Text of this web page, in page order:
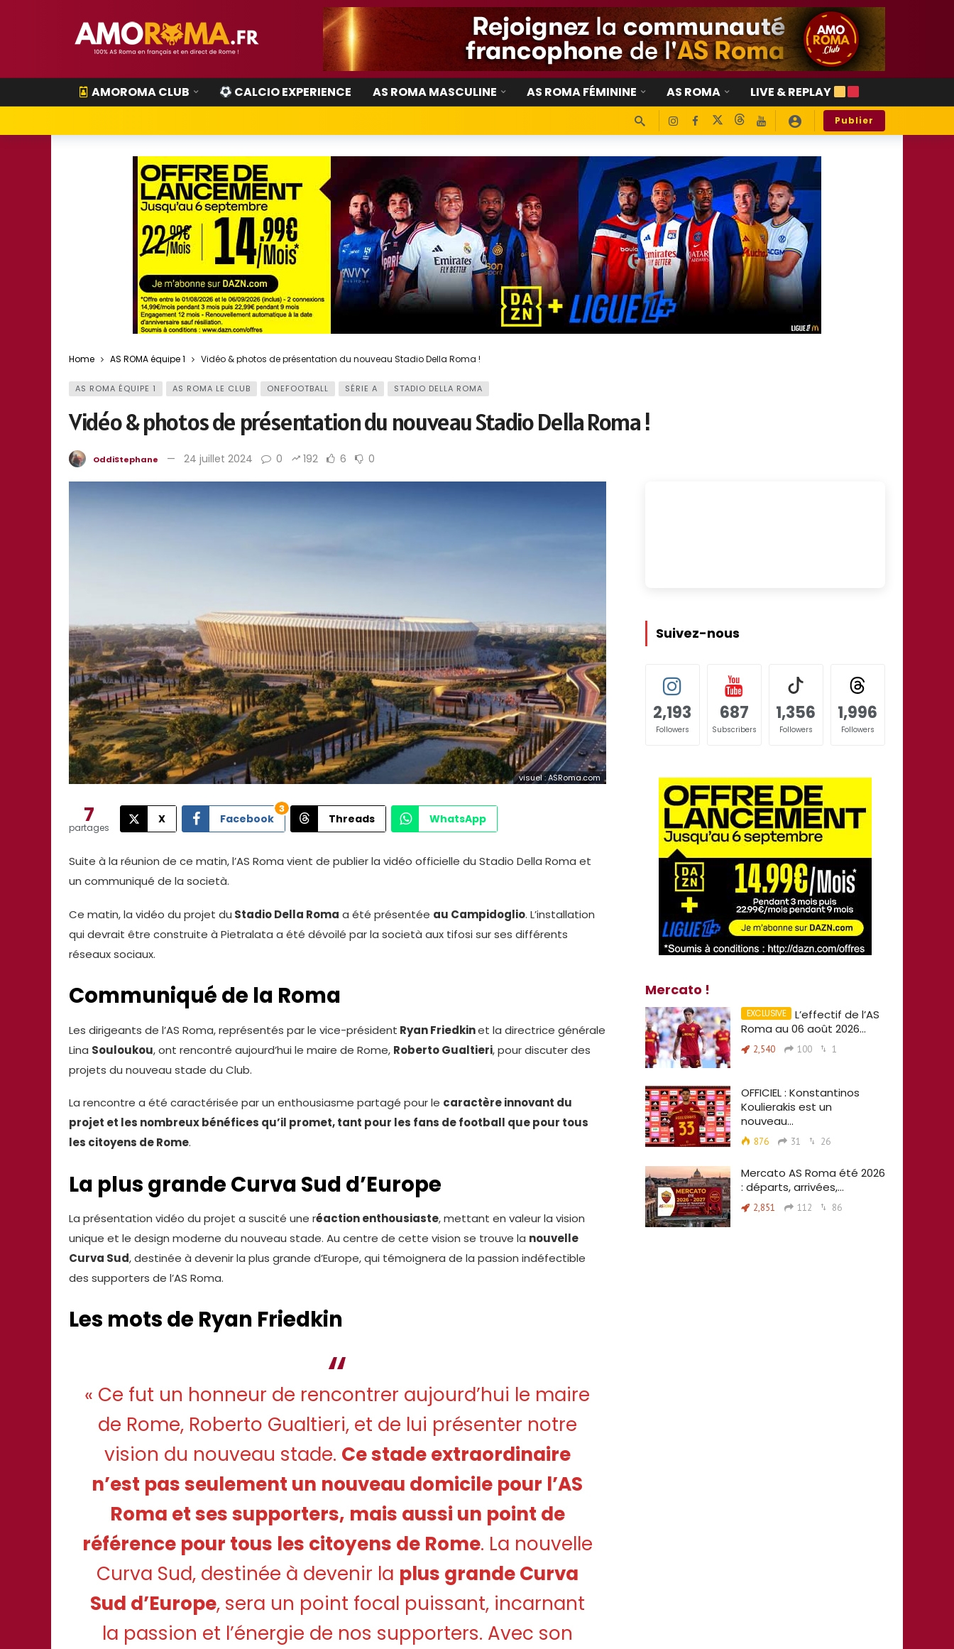
AMOROMA CLUB CALCIO EXPERIENCE AS ROMA MASCULINE AS ROMA FÉMININE AS ROMA LIVE & REPLAY
Publier
Home AS ROMA équipe 1 Vidéo & photos de présentation du nouveau Stadio Della Roma !
AS ROMA ÉQUIPE 1 AS ROMA LE CLUB ONEFOOTBALL SÉRIE A STADIO DELLA ROMA
Vidéo & photos de présentation du nouveau Stadio Della Roma !
OddiStephane 24 juillet 2024 0 192 6 0
visuel : ASRoma.com
7
partages
X Facebook
3
Threads WhatsApp
Suite à la réunion de ce matin, l’AS Roma vient de publier la vidéo officielle du Stadio Della Roma et
un communiqué de la società.
Ce matin, la vidéo du projet du Stadio Della Roma a été présentée au Campidoglio. L’installation
qui devrait être construite à Pietralata a été dévoilé par la società aux tifosi sur ses différents
réseaux sociaux.
Communiqué de la Roma
Les dirigeants de l’AS Roma, représentés par le vice-président Ryan Friedkinet la directrice générale
Lina Souloukou, ont rencontré aujourd’hui le maire de Rome, Roberto Gualtieri, pour discuter des
projets du nouveau stade du Club.
La rencontre a été caractérisée par un enthousiasme partagé pour le caractère innovant du
projet et les nombreux bénéfices qu’il promet, tant pour les fans de football que pour tous
les citoyens de Rome.
La plus grande Curva Sud d’Europe
La présentation vidéo du projet a suscité une réaction enthousiaste, mettant en valeur la vision
unique et le design moderne du nouveau stade. Au centre de cette vision se trouve la nouvelle
Curva Sud, destinée à devenir la plus grande d’Europe, qui témoignera de la passion indéfectible
des supporters de l’AS Roma.
Les mots de Ryan Friedkin
« Ce fut un honneur de rencontrer aujourd’hui le maire
de Rome, Roberto Gualtieri, et de lui présenter notre
vision du nouveau stade. Ce stade extraordinaire
n’est pas seulement un nouveau domicile pour l’AS
Roma et ses supporters, mais aussi un point de
référence pour tous les citoyens de Rome. La nouvelle
Curva Sud, destinée à devenir la plus grande Curva
Sud d’Europe, sera un point focal puissant, incarnant
la passion et l’énergie de nos supporters. Avec son
Suivez-nous
2,193
Followers
687
Subscribers
1,356
Followers
1,996
Followers
Mercato !
L’effectif de l’AS
Roma au 06 août 2026…
2,540 100 1
OFFICIEL : Konstantinos
Koulierakis est un
nouveau…
876 31 26
Mercato AS Roma été 2026
: départs, arrivées,…
2,851 112 86